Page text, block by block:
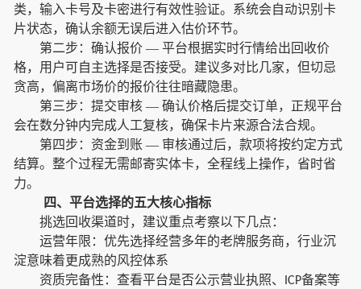
类，输入卡号及卡密进行有效性验证。系统会自动识别卡
片状态，确认余额无误后进入估价环节。
第二步：确认报价 — 平台根据实时行情给出回收价
格，用户可自主选择是否接受。建议多对比几家，但切忌
贪高，偏离市场价的报价往往暗藏隐患。
第三步：提交审核 — 确认价格后提交订单，正规平台
会在数分钟内完成人工复核，确保卡片来源合法合规。
第四步：资金到账 — 审核通过后，款项将按约定方式
结算。整个过程无需邮寄实体卡，全程线上操作，省时省
力。
四、平台选择的五大核心指标
挑选回收渠道时，建议重点考察以下几点：
运营年限：优先选择经营多年的老牌服务商，行业沉
淀意味着更成熟的风控体系
资质完备性：查看平台是否公示营业执照、 ICP备案等